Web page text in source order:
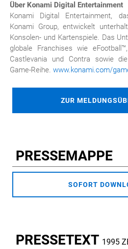
Über Konami Digital Entertainment
Konami Digital Entertainment,
Konami Group, entwickelt
Konsolen- und Kartenspiele. Das
globale Franchises wie
Castlevania und Contra sowie
Game-Reihe. www.konami.com/
ZUR
PRESSEMAPPE
SOFORT
PRESSETEXT 1995